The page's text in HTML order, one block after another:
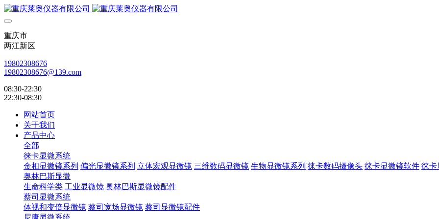
重庆市
两江新区
19802308676
19802308676@139.com
08:30-22:30
22:30-08:30
网站首页
关于我们
产品中心
全部
徕卡显微系统
金相显微镜系列 偏光显微镜系列 立体宏观显微镜 三维数码显微镜 生物显微镜系列 徕卡数码摄像头 徕卡显微镜软件 徕卡
奥林巴斯显微
生命科学类 工业显微镜 奥林巴斯显微镜配件
蔡司显微系统
体视和变倍显微镜 蔡司宽场显微镜 蔡司显微镜配件
尼康显微系统